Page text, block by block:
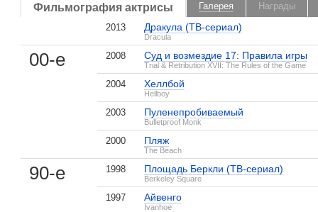
Фильмография актрисы Галерея
Награды
2013
Дракула (ТВ-сериал)
Dracula
00-е 2008 Суд и возмездие 17: Правила игры
Trial & Retribution XVII: The Rules of the Game
2004 Хеллбой
Hellboy
2003 Пуленепробиваемый
Bulletproof Monk
2000 Пляж
The Beach
90-е 1998 Площадь Беркли (ТВ-сериал)
Berkeley Square
1997 Айвенго
Ivanhoe